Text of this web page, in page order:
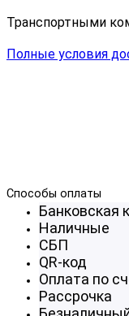
Транспортными
Полные условия
Способы оплаты
Банковская
Наличные
СБП
QR-код
Оплата по
Рассрочка